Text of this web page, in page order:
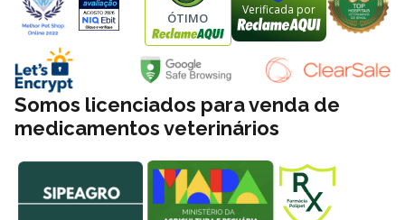
ÓTIMO Verificada por
Somos licenciados para venda de
medicamentos veterinários